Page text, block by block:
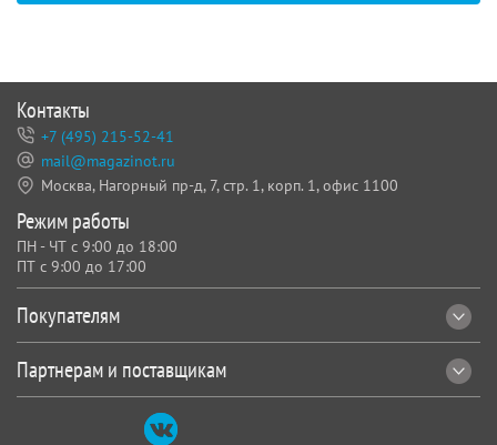
Покупателям
Партнерам и поставщикам
Контакты
+7 (495) 215-52-41
mail@magazinot.ru
Москва, Нагорный пр-д, 7, стр. 1, корп. 1, офис 1100
Режим работы
ПН - ЧТ с 9:00 до 18:00
ПТ с 9:00 до 17:00